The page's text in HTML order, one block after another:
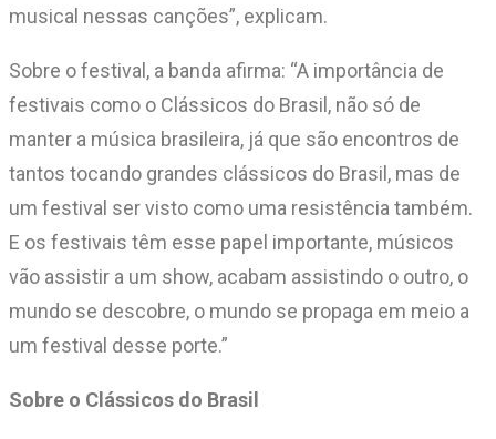
musical nessas canções”, explicam.
Sobre o festival, a banda afirma: “A importância de
festivais como o Clássicos do Brasil, não só de
manter a música brasileira, já que são encontros de
tantos tocando grandes clássicos do Brasil, mas de
um festival ser visto como uma resistência também.
E os festivais têm esse papel importante, músicos
vão assistir a um show, acabam assistindo o outro, o
mundo se descobre, o mundo se propaga em meio a
um festival desse porte.”
Sobre o Clássicos do Brasil